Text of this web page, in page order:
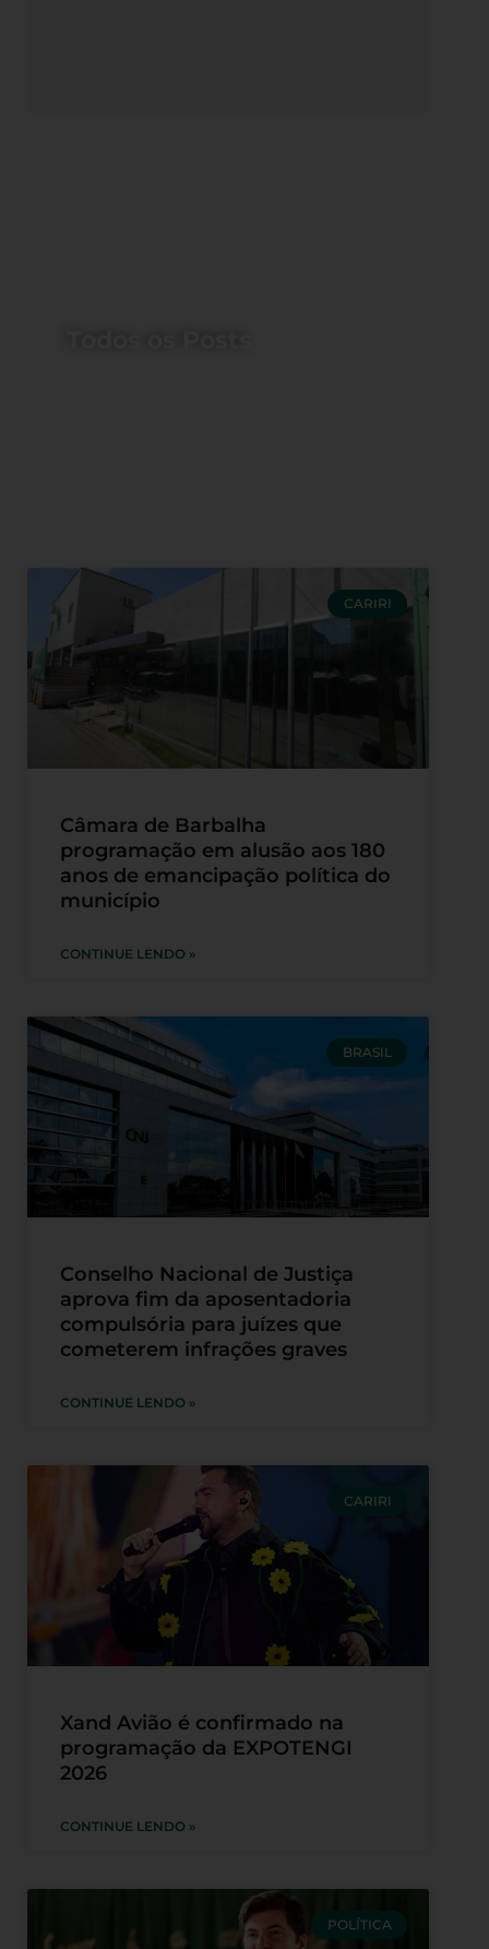
CARIRI
Câmara de Barbalha
programação em alusão aos 180
anos de emancipação política do
município
CONTINUE LENDO »
BRASIL
Conselho Nacional de Justiça
aprova fim da aposentadoria
compulsória para juízes que
cometerem infrações graves
CONTINUE LENDO »
CARIRI
Xand Avião é confirmado na
programação da EXPOTENGI
2026
CONTINUE LENDO »
POLÍTICA